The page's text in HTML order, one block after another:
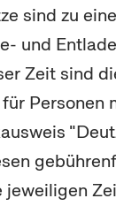
sind zu
und
Zeit sind
Personen
jeweiligen